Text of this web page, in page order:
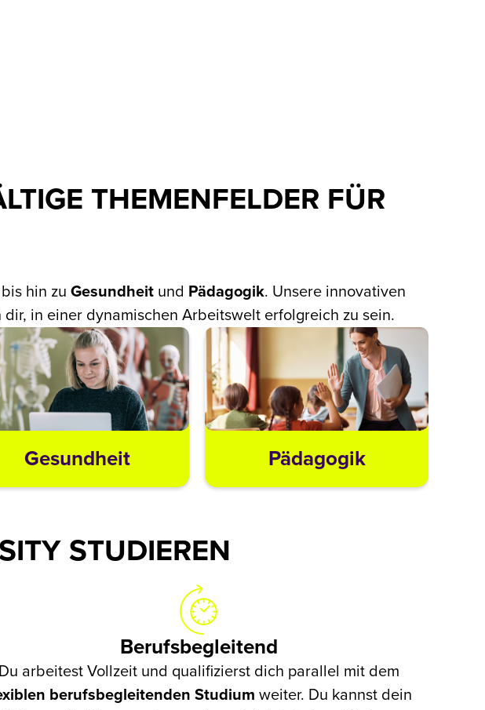
THEMENFELDER FÜR
bis hin zuGesundheit und Pädagogik. Unsere innovativen
in einer dynamischen Arbeitswelt erfolgreich zu sein.
Gesundheit Pädagogik
STUDIEREN
Berufsbegleitend
Du arbeitest Vollzeit und qualifizierst dich parallel mit dem
berufsbegleitenden Studium weiter. Du kannst dein